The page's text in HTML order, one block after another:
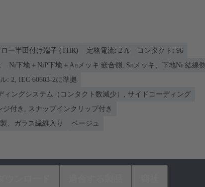
ロー半田付け端子 (THR) 定格電流: ‌2 A
コンタクト: 96
Ni下地＋NiP下地＋Auメッキ 嵌合側, Snメッキ、下地Ni 結線側
: 2, IEC 60603-2に準拠
ィングシステム（コンタクト数減少）, サイドコーディング
ジ付き, スナップインクリップ付き
、ガラス繊維入り
ベージュ